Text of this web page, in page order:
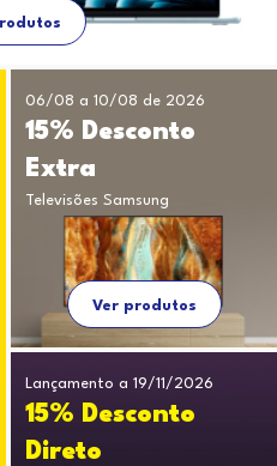
06/08 a 10/08 de 2026
15% Desconto
Extra
Televisões Samsung
Ver produtos
Lançamento a 19/11/2026
15% Desconto
Direto